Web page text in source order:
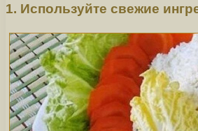
1. Используйте свежие